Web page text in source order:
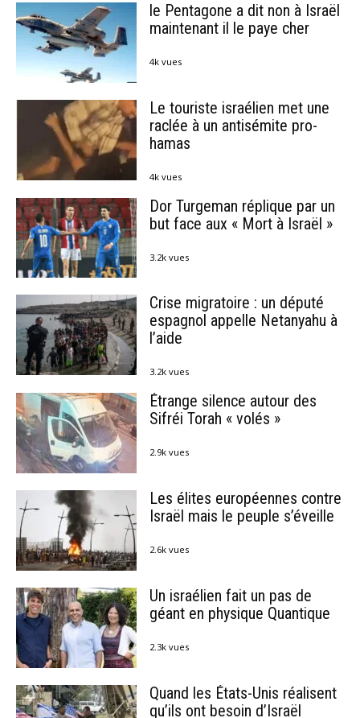
le Pentagone a dit non à Israël
maintenant il le paye cher
4k vues
Le touriste israélien met une
raclée à un antisémite pro-
hamas
4k vues
Dor Turgeman réplique par un
but face aux « Mort à Israël »
3.2k vues
Crise migratoire : un député
espagnol appelle Netanyahu à
l’aide
3.2k vues
Étrange silence autour des
Sifréi Torah « volés »
2.9k vues
Les élites européennes contre
Israël mais le peuple s’éveille
2.6k vues
Un israélien fait un pas de
géant en physique Quantique
2.3k vues
Quand les États-Unis réalisent
qu’ils ont besoin d’Israël